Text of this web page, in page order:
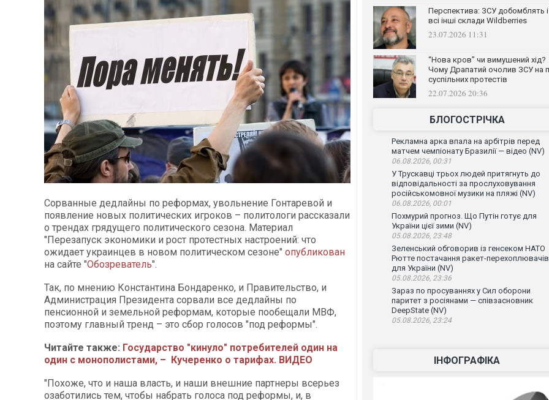
Сорванные дедлайны по реформах, увольнение Гонтаревой и
появление новых политических игроков – политологи рассказали
о трендах грядущего политического сезона. Материал
"Перезапуск экономики и рост протестных настроений: что
ожидает украинцев в новом политическом сезоне" опубликован
на сайте "Обозреватель".
Так, по мнению Константина Бондаренко, и Правительство, и
Администрация Президента сорвали все дедлайны по
пенсионной и земельной реформам, которые пообещали МВФ,
поэтому главный тренд – это сбор голосов "под реформы".
Читайте также: Государство "кинуло" потребителей один на
один с монополистами, – Кучеренко о тарифах. ВИДЕО
"Похоже, что и наша власть, и наши внешние партнеры всерьез
озаботились тем, чтобы набрать голоса под реформы, и, в
Перспектива: ЗСУ добомблять і
всі інші склади Wildberries
23.07.2026 11:31
“Нова кров” чи вимушений хід?
Чому Драпатий очолив ЗСУ на
суспільних протестів
22.07.2026 20:36
БЛОГОСТРІЧКА
Рекламна арка впала на арбітрів перед
матчем чемпіонату Бразилії — відео (NV)
06.08.2026, 00:31
У Трускавці трьох людей притягнуть до
відповідальності за прослуховування
російськомовної музики на пляжі (NV)
06.08.2026, 00:01
Похмурий прогноз. Що Путін готує для
України цієї зими (NV)
05.08.2026, 23:48
Зеленський обговорив із генсеком НАТО
Рютте постачання ракет-перехоплювачів
для України (NV)
05.08.2026, 23:36
Зараз по просуваннях у Сил оборони
паритет з росіянами — співзасновник
DeepState (NV)
05.08.2026, 23:24
ІНФОГРАФІКА